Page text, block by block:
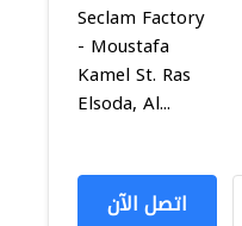
Seclam Factory
- Moustafa
Kamel St. Ras
Elsoda, Al...
اتصل الآن